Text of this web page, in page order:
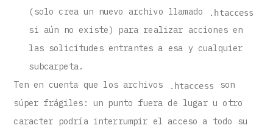
(solo crea un nuevo archivo llamado
.htaccess
si aún no existe) para realizar acciones en
las solicitudes entrantes a esa y cualquier
subcarpeta.
Ten en cuenta que los archivos
.htaccess
son
súper frágiles: un punto fuera de lugar u otro
caracter podría interrumpir el acceso a todo su